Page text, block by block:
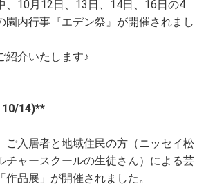
、10月12日、13日、14日、16日の4
園内行事『エデン祭』が開催されまし
紹介いたします♪
10/14)**
ご入居者と地域住民の方（ニッセイ松
チャースクールの生徒さん）による芸
品展」が開催されました。